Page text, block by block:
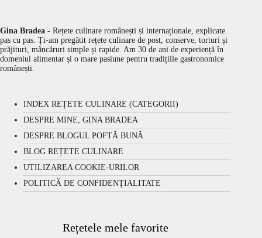
Gina Bradea - Rețete culinare românești și internaționale, explicate
pas cu pas. Ți-am pregătit rețete culinare de post, conserve, torturi și
prăjituri, mâncăruri simple și rapide. Am 30 de ani de experiență în
domeniul alimentar și o mare pasiune pentru tradițiile gastronomice
românești.
INDEX REȚETE CULINARE (CATEGORII)
DESPRE MINE, GINA BRADEA
DESPRE BLOGUL POFTĂ BUNĂ
BLOG REȚETE CULINARE
UTILIZAREA COOKIE-URILOR
POLITICĂ DE CONFIDENȚIALITATE
Rețetele mele favorite